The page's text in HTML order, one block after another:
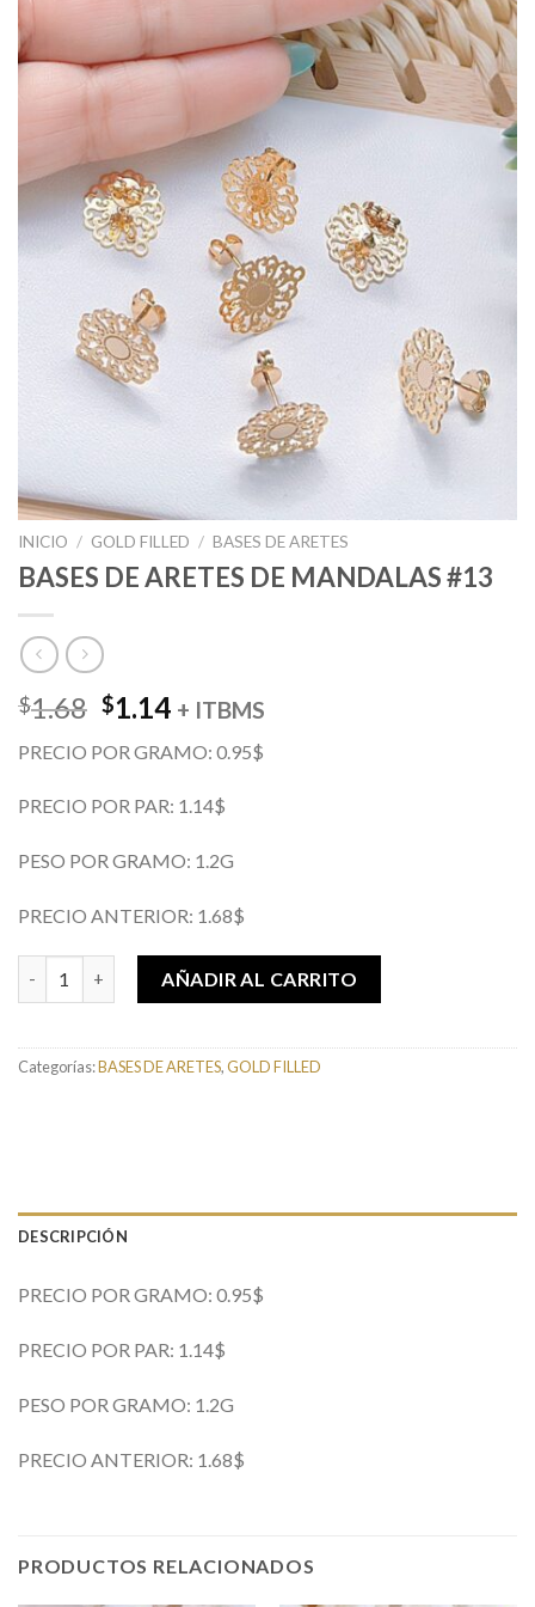
INICIO / GOLD FILLED / BASES DE ARETES
BASES DE ARETES DE MANDALAS #13
$1.68 El
original
era:
$1.68.
$1.14El
actual
es:
$1.14.
+ ITBMS
PRECIO POR GRAMO: 0.95$
PRECIO POR PAR: 1.14$
PESO POR GRAMO: 1.2G
PRECIO ANTERIOR: 1.68$
BASES DE ARETES DE MANDALAS #13 cantidad
AÑADIR AL CARRITO
Categorías:BASES DE ARETES,GOLD FILLED
DESCRIPCIÓN
PRECIO POR GRAMO: 0.95$
PRECIO POR PAR: 1.14$
PESO POR GRAMO: 1.2G
PRECIO ANTERIOR: 1.68$
PRODUCTOS RELACIONADOS